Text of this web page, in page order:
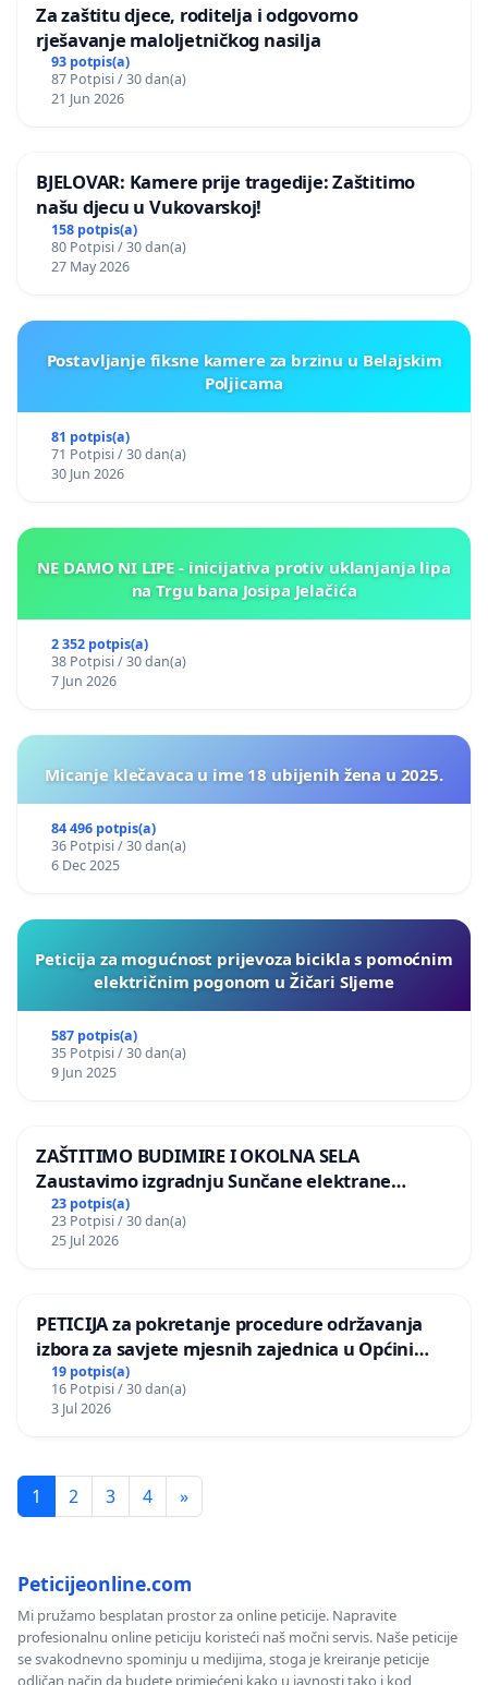
Za zaštitu djece, roditelja i odgovorno
rješavanje maloljetničkog nasilja
93 potpis(a)
87 Potpisi / 30 dan(a)
21 Jun 2026
BJELOVAR: Kamere prije tragedije: Zaštitimo
našu djecu u Vukovarskoj!
158 potpis(a)
80 Potpisi / 30 dan(a)
27 May 2026
Postavljanje fiksne kamere za brzinu u Belajskim
Poljicama
81 potpis(a)
71 Potpisi / 30 dan(a)
30 Jun 2026
NE DAMO NI LIPE - inicijativa protiv uklanjanja lipa
na Trgu bana Josipa Jelačića
2 352 potpis(a)
38 Potpisi / 30 dan(a)
7 Jun 2026
Micanje klečavaca u ime 18 ubijenih žena u 2025.
84 496 potpis(a)
36 Potpisi / 30 dan(a)
6 Dec 2025
Peticija za mogućnost prijevoza bicikla s pomoćnim
električnim pogonom u Žičari Sljeme
587 potpis(a)
35 Potpisi / 30 dan(a)
9 Jun 2025
ZAŠTITIMO BUDIMIRE I OKOLNA SELA
Zaustavimo izgradnju Sunčane elektrane
Vedrine na području Ugljana
23 potpis(a)
23 Potpisi / 30 dan(a)
25 Jul 2026
PETICIJA za pokretanje procedure održavanja
izbora za savjete mjesnih zajednica u Općini
Bugojno
19 potpis(a)
16 Potpisi / 30 dan(a)
3 Jul 2026
1 2 3 4 »
Peticijeonline.com
Mi pružamo besplatan prostor za online peticije. Napravite
profesionalnu online peticiju koristeći naš močni servis. Naše peticije
se svakodnevno spominju u medijima, stoga je kreiranje peticije
odličan način da budete primjećeni kako u javnosti tako i kod